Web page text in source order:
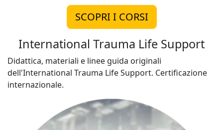
SCOPRI I CORSI
International Trauma Life Support
Didattica, materiali e linee guida originali
dell'International Trauma Life Support. Certificazione
internazionale.